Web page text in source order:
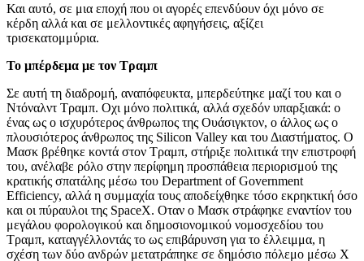
Και αυτό, σε μια εποχή που οι αγορές επενδύουν όχι μόνο σε
κέρδη αλλά και σε μελλοντικές αφηγήσεις, αξίζει
τρισεκατομμύρια.
Το μπέρδεμα με τον Τραμπ
Σε αυτή τη διαδρομή, αναπόφευκτα, μπερδεύτηκε μαζί του και ο
Ντόναλντ Τραμπ. Οχι μόνο πολιτικά, αλλά σχεδόν υπαρξιακά: ο
ένας ως ο ισχυρότερος άνθρωπος της Ουάσιγκτον, ο άλλος ως ο
πλουσιότερος άνθρωπος της Silicon Valley και του Διαστήματος. Ο
Μασκ βρέθηκε κοντά στον Τραμπ, στήριξε πολιτικά την επιστροφή
του, ανέλαβε ρόλο στην περίφημη προσπάθεια περιορισμού της
κρατικής σπατάλης μέσω του Department of Government
Efficiency, αλλά η συμμαχία τους αποδείχθηκε τόσο εκρηκτική όσο
και οι πύραυλοι της SpaceX. Οταν ο Μασκ στράφηκε εναντίον του
μεγάλου φορολογικού και δημοσιονομικού νομοσχεδίου του
Τραμπ, καταγγέλλοντάς το ως επιβάρυνση για το έλλειμμα, η
σχέση των δύο ανδρών μετατράπηκε σε δημόσιο πόλεμο μέσω X